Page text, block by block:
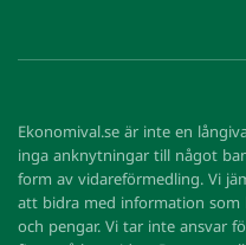
Ekonomival.se är inte en
inga anknytningar till något
form av vidareförmedling. Vi
att bidra med information som
och pengar. Vi tar inte ansvar